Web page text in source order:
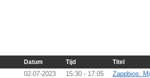
Datum Tijd Titel
02-07-2023 15:30 - 17:05
Zappbios: